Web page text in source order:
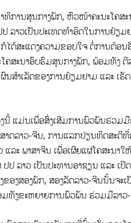
ທິການສູນກາງພັກ, ຫົວໜ້າຄະນະໂຄ
ລາວເປັນປະເທດທຳອິດໃນການຢ້ຽ
ດ້ສະແດງຄວາມຂອບໃຈ ຕໍ່ການຕ້ອ
ຄສະນາອົບຮົມສູນກາງພັກ, ພ້ອມທັງ
ນສຳເລັດຂອງການຢ້ຽມຢາມ ແລະ ເ
ນີ້ ແມ່ນເພື່ອສົ່ງເສີມການພົວພັນຮ່ວມ
ສາດລາວ-ຈີນ, ການແລກປ່ຽນທິດສ
ແລະ ພາສາຈີນ ເພື່ອເຜີຍແຜ່ໂຄສະນາ
ປປ ລາວ ເປັນປະທານອາຊຽນ ແລະ
ຂອງສອງພັກ, ສອງລັດລາວ-ຈີນນັ້ນ
ທັງຂະຫຍາຍການພົວພັນ ຮ່ວມມືລາ